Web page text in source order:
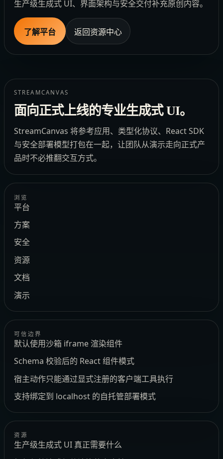
生产级生成式 UI、界面架构与安全交付补充原创内容。
了解平台 返回资源中心
STREAMCANVAS
面向正式上线的专业生成式 UI。
StreamCanvas 将参考应用、类型化协议、React SDK
与安全部署模型打包在一起，让团队从演示走向正式产
品时不必推翻交互方式。
浏览
平台
方案
安全
资源
文档
演示
可信边界
默认使用沙箱 iframe 渲染组件
Schema 校验后的 React 组件模式
宿主动作只能通过显式注册的客户端工具执行
支持绑定到 localhost 的自托管部署模式
资源
生产级生成式 UI 真正需要什么